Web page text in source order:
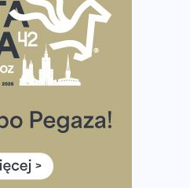
Warszawskiego w historii.
pobiegło dla Bohaterów!
się w bieganiu?
które warto włączyć do
się na weekend z
Warszawskiego.